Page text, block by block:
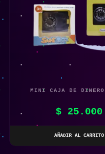
MINI CAJA DE DINERO
$25.000
AÑADIR AL CARRITO